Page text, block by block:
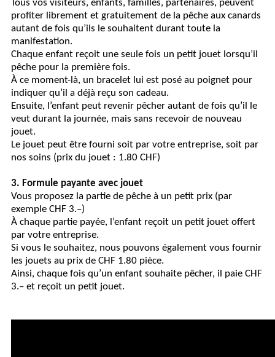
Tous vos visiteurs, enfants, familles, partenaires, peuvent
profiter librement et gratuitement de la pêche aux canards
autant de fois qu’ils le souhaitent durant toute la
manifestation.
Chaque enfant reçoit une seule fois un petit jouet lorsqu’il
pêche pour la première fois.
À ce moment-là, un bracelet lui est posé au poignet pour
indiquer qu’il a déjà reçu son cadeau.
Ensuite, l’enfant peut revenir pêcher autant de fois qu’il le
veut durant la journée, mais sans recevoir de nouveau
jouet.
Le jouet peut être fourni soit par votre entreprise, soit par
nos soins (prix du jouet : 1.80 CHF)
3. Formule payante avec jouet
Vous proposez la partie de pêche à un petit prix (par
exemple CHF 3.–)
À chaque partie payée, l’enfant reçoit un petit jouet offert
par votre entreprise.
Si vous le souhaitez, nous pouvons également vous fournir
les jouets au prix de CHF 1.80 pièce.
Ainsi, chaque fois qu’un enfant souhaite pêcher, il paie CHF
3.– et reçoit un petit jouet.